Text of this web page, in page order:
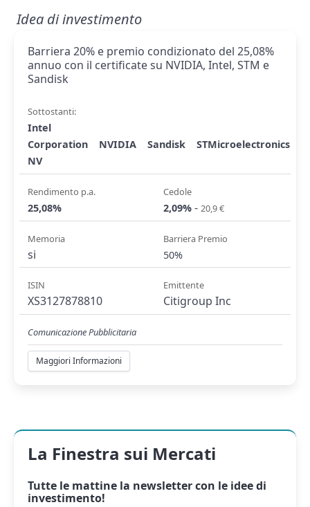
Idea di investimento
Barriera 20% e premio condizionato del 25,08%
annuo con il certificate su NVIDIA, Intel, STM e
Sandisk
Sottostanti:
Intel
Corporation
NVIDIA Sandisk
STMicroelectronics
NV
Rendimento p.a.
25,08%
Cedole
2,09% - 20,9 €
Memoria
si
Barriera Premio
50%
ISIN
XS3127878810
Emittente
Citigroup Inc
Comunicazione Pubblicitaria
Maggiori Informazioni
La Finestra sui Mercati
Tutte le mattine la newslettercon le idee di
investimento!